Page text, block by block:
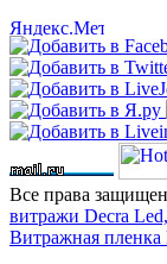
Все права
витражи Decra
Витражная